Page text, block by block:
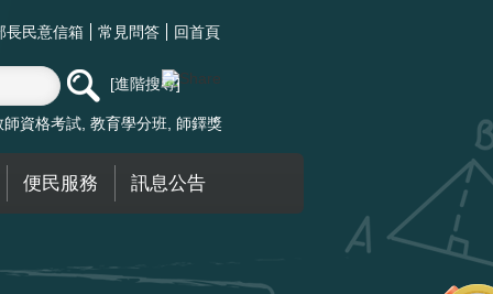
長民意信箱 常見問答 回首頁
進階搜尋
師資格考試 教育學分班 師鐸獎
便民服務 訊息公告